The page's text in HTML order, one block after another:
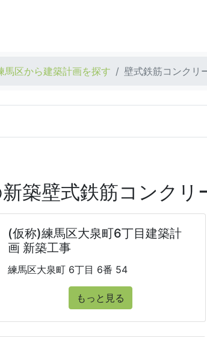
馬区から建築計画を探す 壁式鉄筋コンクリ
築壁式鉄筋コンクリ
(仮称)練馬区大泉町6丁目建築計
画 新築工事
練馬区大泉町 6丁目 6番 54
もっと見る